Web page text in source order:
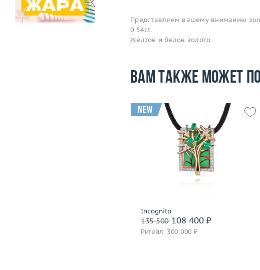
Представляем вашему вниманию
0.54ct.
Желтое и белое золото.
Вам также может
Incognito
135 500108 400 ₽
Ритейл: 300 000 ₽
new
золото 585 пробы
Подробнее